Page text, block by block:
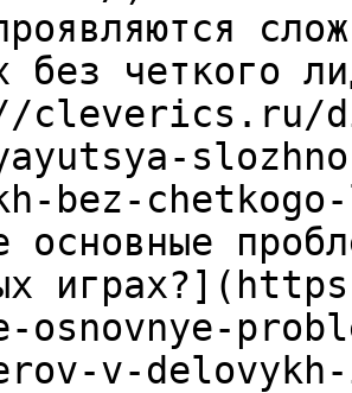
без четкого
cleverics.ru/
bez-
osnovnye-
v-